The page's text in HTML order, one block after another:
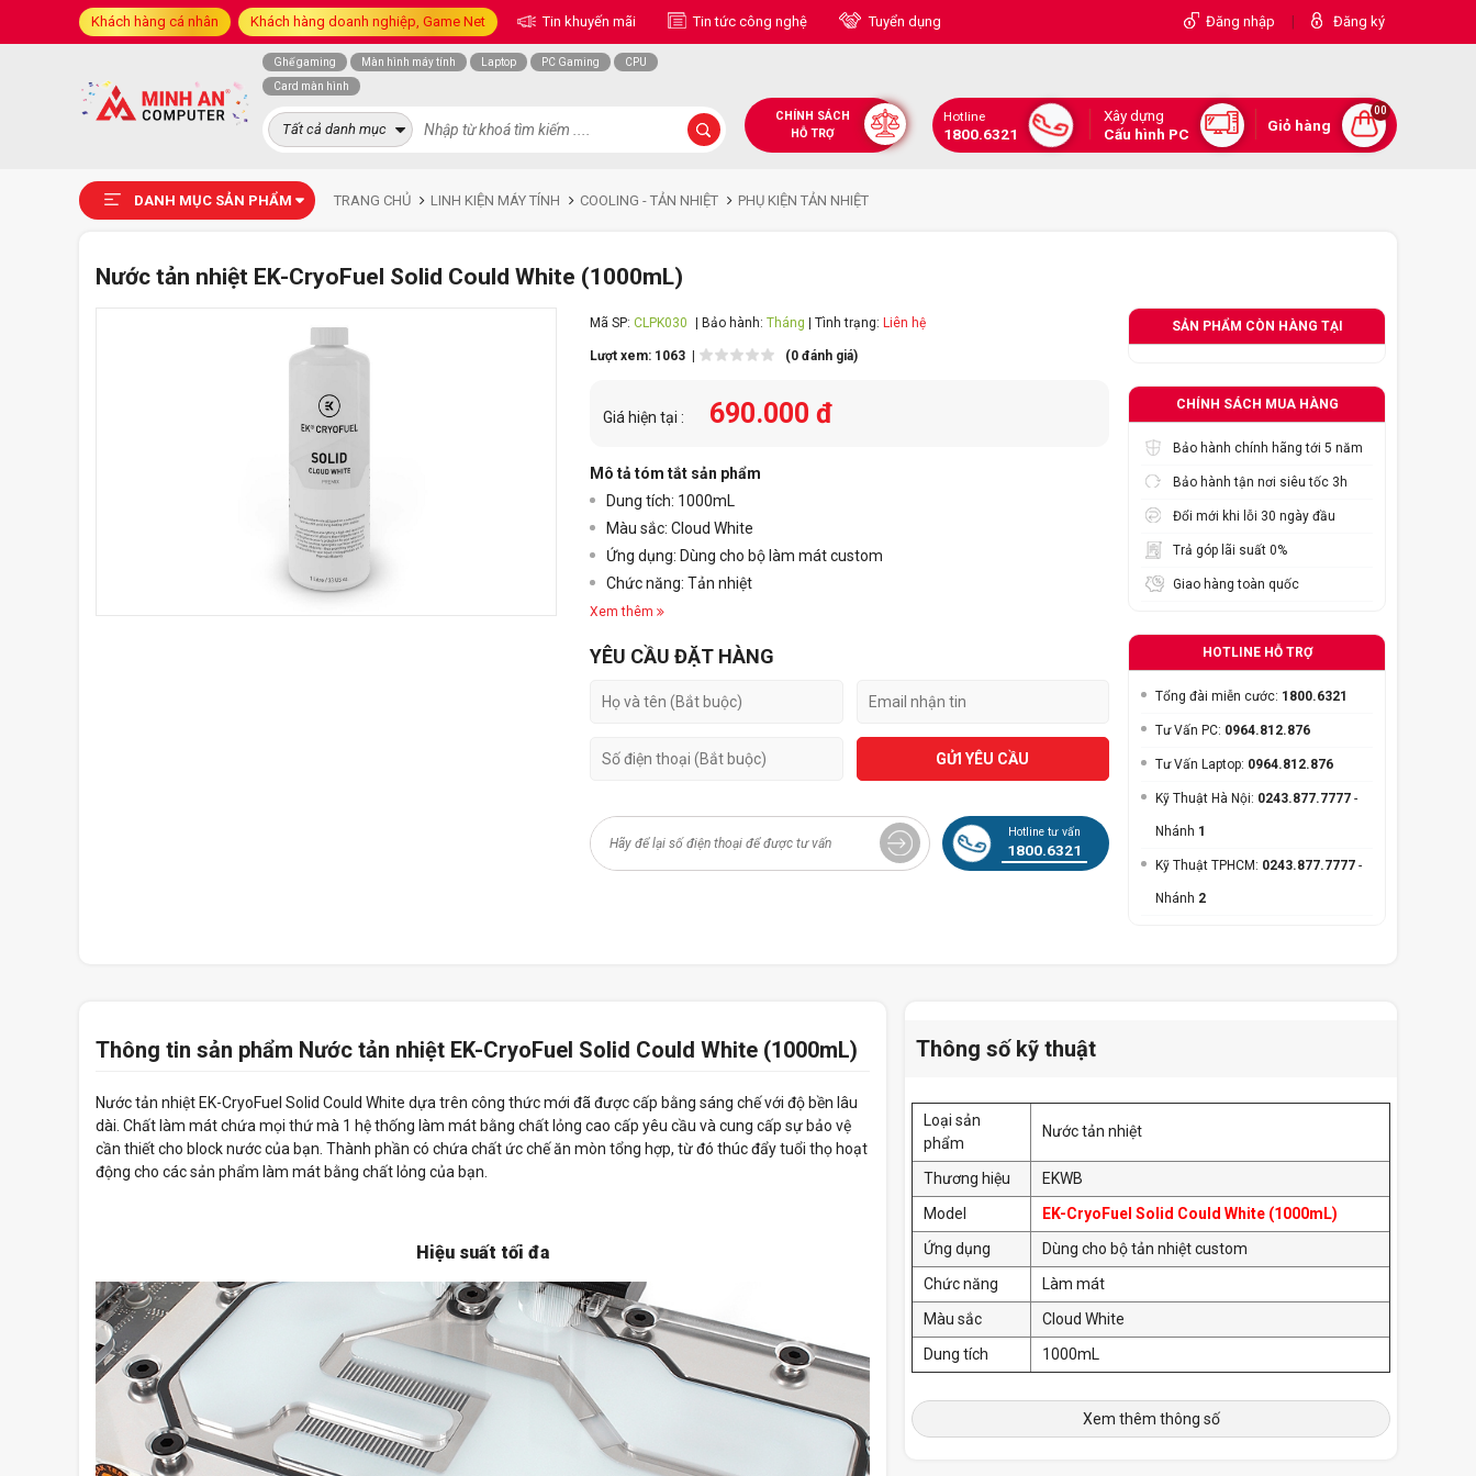
Khách hàng cá nhân Khách hàng doanh nghiệp, Game Net Tin khuyến mãi Tin tức công nghệ Tuyển dụng Đăng nhập | Đăng ký
Ghế gaming Màn hình máy tính Laptop PC Gaming
CPU
Card màn hình
Tất cả danh mục
CHÍNH SÁCH
HỖ TRỢ
Hotline
1800.6321
Xây dựng
Cấu hình PC
Giỏ hàng
00
DANH MỤC SẢN PHẨM TRANG CHỦ LINH KIỆN MÁY TÍNH COOLING - TẢN NHIỆT PHỤ KIỆN TẢN NHIỆT
Nước tản nhiệt EK-CryoFuel Solid Could White (1000mL)
Mã SP: CLPK030 | Bảo hành: Tháng | Tình trạng: Liên hệ
Lượt xem: 1063 | (0 đánh giá)
Giá hiện tại : 690.000 đ
Mô tả tóm tắt sản phẩm
Dung tích: 1000mL
Màu sắc: Cloud White
Ứng dụng: Dùng cho bộ làm mát custom
Chức năng: Tản nhiệt
Xem thêm
YÊU CẦU ĐẶT HÀNG
GỬI YÊU CẦU
Hotline tư vấn
1800.6321
SẢN PHẨM CÒN HÀNG TẠI
CHÍNH SÁCH MUA HÀNG
Bảo hành chính hãng tới 5 năm
Bảo hành tận nơi siêu tốc 3h
Đổi mới khi lỗi 30 ngày đầu
Trả góp lãi suất 0%
Giao hàng toàn quốc
HOTLINE HỖ TRỢ
Tổng đài miễn cước: 1800.6321
Tư Vấn PC: 0964.812.876
Tư Vấn Laptop: 0964.812.876
Kỹ Thuật Hà Nội: 0243.877.7777 -
Nhánh 1
Kỹ Thuật TPHCM: 0243.877.7777 -
Nhánh 2
Thông tin sản phẩm Nước tản nhiệt EK-CryoFuel Solid Could White (1000mL)
Nước tản nhiệt EK-CryoFuel Solid Could White dựa trên công thức mới đã được cấp bằng sáng chế với độ bền lâu
dài. Chất làm mát chứa mọi thứ mà 1 hệ thống làm mát bằng chất lỏng cao cấp yêu cầu và cung cấp sự bảo vệ
cần thiết cho block nước của bạn. Thành phần có chứa chất ức chế ăn mòn tổng hợp, từ đó thúc đẩy tuổi thọ hoạt
động cho các sản phẩm làm mát bằng chất lỏng của bạn.
Hiệu suất tối đa
Thông số kỹ thuật
Loại sản
phẩm
Nước tản nhiệt
Thương hiệu
EKWB
Model
EK-CryoFuel Solid Could White (1000mL)
Ứng dụng
Dùng cho bộ tản nhiệt custom
Chức năng
Làm mát
Màu sắc
Cloud White
Dung tích
1000mL
Xem thêm thông số